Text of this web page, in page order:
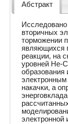
Абстракт
вторичных
торможении
являющихся
реакции, на
уровней He-
образования
электронным
накачки, а
электронной